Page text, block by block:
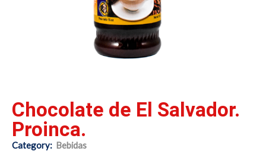
Chocolate de El Salvador.
Proinca.
Category: Bebidas